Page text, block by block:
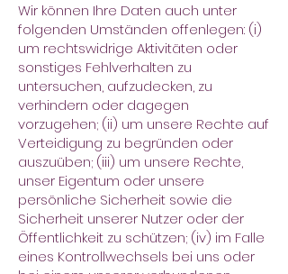
Wir können Ihre Daten auch unter
folgenden Umständen offenlegen: (i)
um rechtswidrige Aktivitäten oder
sonstiges Fehlverhalten zu
untersuchen, aufzudecken, zu
verhindern oder dagegen
vorzugehen; (ii) um unsere Rechte auf
Verteidigung zu begründen oder
auszuüben; (iii) um unsere Rechte,
unser Eigentum oder unsere
persönliche Sicherheit sowie die
Sicherheit unserer Nutzer oder der
Öffentlichkeit zu schützen; (iv) im Falle
eines Kontrollwechsels bei uns oder